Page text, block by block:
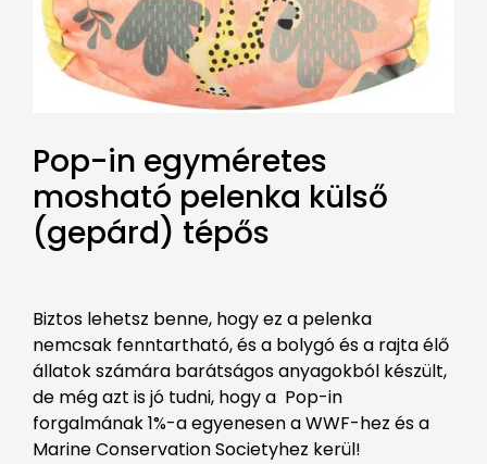
Pop-in egyméretes
mosható pelenka külső
(gepárd) tépős
Biztos lehetsz benne, hogy ez a pelenka
nemcsak fenntartható, és a bolygó és a rajta élő
állatok számára barátságos anyagokból készült,
de még azt is jó tudni, hogy a Pop-in
forgalmának 1%-a egyenesen a WWF-hez és a
Marine Conservation Societyhez kerül!